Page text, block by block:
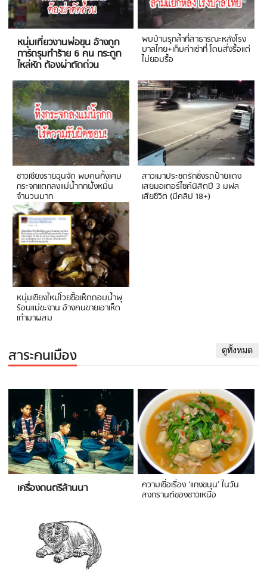
หนุ่มเที่ยวงานพ่อขุน อ้างถูก
การ์ดรุมทำร้าย 6 คน กระดูก
ไหล่หัก ต้องผ่าตัดด่วน
พบบ้านรุกล้ำที่สาธารณะหลังโรง
บาลไทย+เก็บค่าเช่าที่ โดนสั่งรื้อแต่
ไม่ยอมรื้อ
ชาวเชียงรายฉุนจัด พบคนทิ้งเศษ
กระจกแตกลงแม่น้ำกกฝั่งหมิ่น
จำนวนมาก
สาวเมาประชดรักซิ่งรถป้ายแดง
เสยมอเตอร์ไซค์นิสิตปี 3 มฟล
เสียชีวิต (มีคลิป 18+)
หนุ่มเชียงใหม่โวยซื้อเห็ดถอบน้ำพุ
ร้อนแม่ขะจาน อ้างคนขายเอาเห็ด
เก่ามาผสม
สาระคนเมือง ดูทั้งหมด
เครื่องดนตรีล้านนา ความเชื่อเรื่อง ‘แกงขนุน’ ในวัน
สงกรานต์ของชาวเหนือ